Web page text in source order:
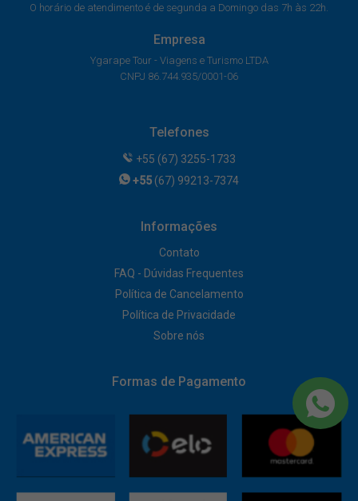
O horário de atendimento é de segunda a Domingo das 7h às 22h.
Empresa
Ygarape Tour - Viagens e Turismo LTDA
CNPJ 86.744.935/0001-06
Telefones
+55 (67) 3255-1733
+55 (67) 99213-7374
Informações
Contato
FAQ - Dúvidas Frequentes
Política de Cancelamento
Política de Privacidade
Sobre nós
Formas de Pagamento